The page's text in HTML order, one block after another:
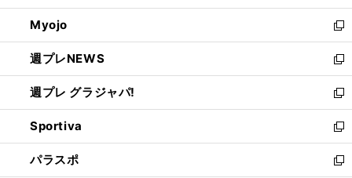
開
く
ウ
で
開
く
ン
ド
ウ
で
開
く
ウ
ィ
ン
ド
ウ
で
開
く
Myojo
新
し
い
ウ
ィ
ン
ド
ウ
で
週プレNEWS
新
し
い
ウ
ィ
ン
ド
週プレ グラジャパ!
新
し
い
ウ
ィ
Sportiva
新
し
い
パラスポ
新